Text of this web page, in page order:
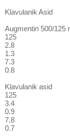
Klavulanik Asid
Augmentin 500/125
125
2.8
1.3
7.3
0.8
Klavulanik asid
125
3.4
0.9
7.8
0.7